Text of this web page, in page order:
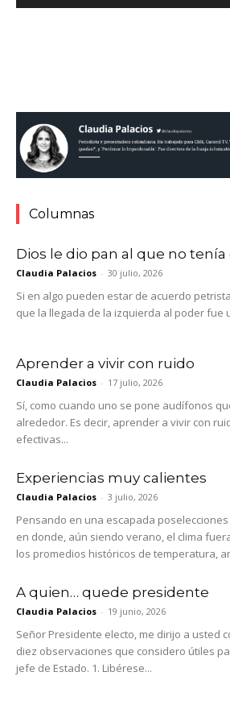
Columnas
Dios le dio pan al que no
Claudia Palacios - 30 julio, 2026
Si en algo pueden estar de acuerdo
que la llegada de la izquierda al poder fue
Aprender a vivir con ruido
Claudia Palacios - 17 julio, 2026
Sí, como cuando uno se pone audífonos
alrededor. Es decir, aprender a vivir con
efectivas...
Experiencias muy calientes
Claudia Palacios - 3 julio, 2026
Pensando en una escapada
en donde, aún siendo verano, el clima
los promedios históricos de temperatura,
A quien… quede presidente
Claudia Palacios - 19 junio, 2026
Señor Presidente electo, me dirijo a usted
diez observaciones que considero útiles
jefe de Estado. 1. Libérese...